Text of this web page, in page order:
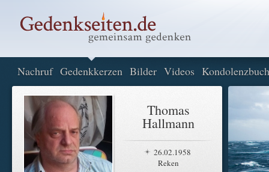
Nachruf Gedenkkerzen Bilder Videos Kondolenzbuch
Thomas
Hallmann
26.02.1958
Reken